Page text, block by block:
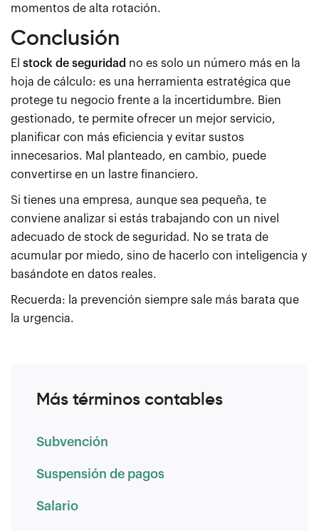
momentos de alta rotación.
Conclusión
El stock de seguridad no es solo un número más en la
hoja de cálculo: es una herramienta estratégica que
protege tu negocio frente a la incertidumbre. Bien
gestionado, te permite ofrecer un mejor servicio,
planificar con más eficiencia y evitar sustos
innecesarios. Mal planteado, en cambio, puede
convertirse en un lastre financiero.
Si tienes una empresa, aunque sea pequeña, te
conviene analizar si estás trabajando con un nivel
adecuado de stock de seguridad. No se trata de
acumular por miedo, sino de hacerlo con inteligencia y
basándote en datos reales.
Recuerda: la prevención siempre sale más barata que
la urgencia.
Más términos contables
Subvención
Suspensión de pagos
Salario